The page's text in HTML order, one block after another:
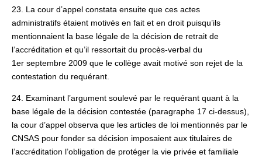
23. La cour d’appel constata ensuite que ces actes
administratifs étaient motivés en fait et en droit puisqu’ils
mentionnaient la base légale de la décision de retrait de
l’accréditation et qu’il ressortait du procès-verbal du
1er septembre 2009 que le collège avait motivé son rejet de la
contestation du requérant.
24. Examinant l’argument soulevé par le requérant quant à la
base légale de la décision contestée (paragraphe 17 ci-dessus),
la cour d’appel observa que les articles de loi mentionnés par le
CNSAS pour fonder sa décision imposaient aux titulaires de
l’accréditation l’obligation de protéger la vie privée et familiale